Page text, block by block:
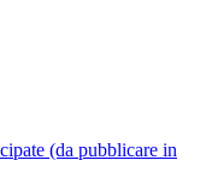
(da pubblicare in